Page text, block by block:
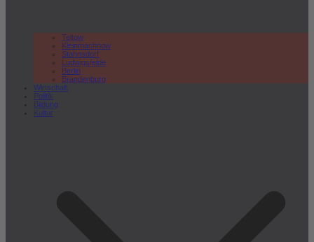
Teltow
Kleinmachnow
Stahnsdorf
Ludwigsfelde
Berlin
Brandenburg
Wirtschaft
Politik
Bildung
Kultur